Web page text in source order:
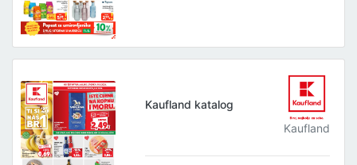
Kaufland katalog
Kaufland